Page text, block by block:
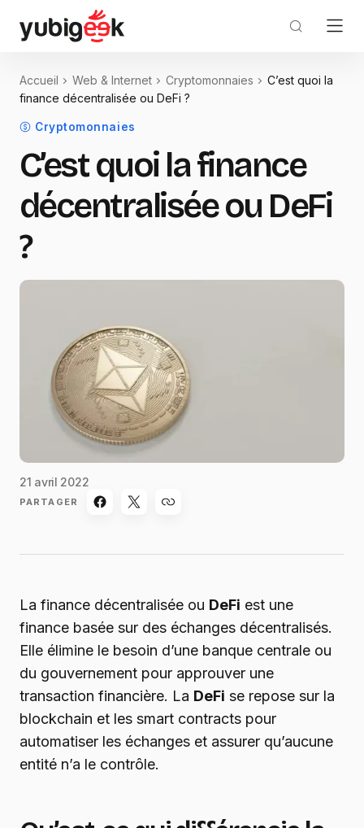
Accueil Web & Internet Cryptomonnaies
C’est quoi la
finance décentralisée ou DeFi ?
Cryptomonnaies
C’est quoi la finance
décentralisée ou DeFi
?
21 avril 2022
PARTAGER
La finance décentralisée ou DeFi est une
finance basée sur des échanges décentralisés.
Elle élimine le besoin d’une banque centrale ou
du gouvernement pour approuver une
transaction financière. La DeFi se repose sur la
blockchain et les smart contracts pour
automatiser les échanges et assurer qu’aucune
entité n’a le contrôle.